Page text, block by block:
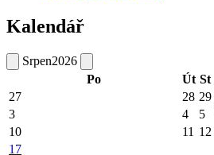
Kalendář
Srpen2026
Po
Út St
27
28 29
3
4 5
10
11 12
17